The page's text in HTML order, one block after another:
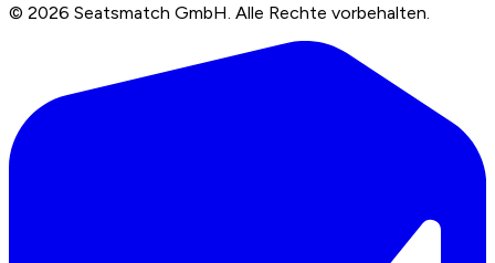
© 2026 Seatsmatch GmbH. Alle Rechte vorbehalten.